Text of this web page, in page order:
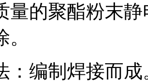
量的聚酯粉末
：编制焊接